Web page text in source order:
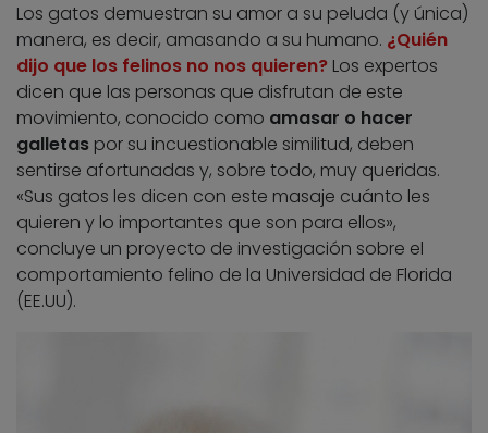
Los gatos demuestran su amor a su peluda (y única)
manera, es decir, amasando a su humano. ¿Quién
dijo que los felinos no nos quieren? Los expertos
dicen que las personas que disfrutan de este
movimiento, conocido como amasar o hacer
galletas por su incuestionable similitud, deben
sentirse afortunadas y, sobre todo, muy queridas.
«Sus gatos les dicen con este masaje cuánto les
quieren y lo importantes que son para ellos»,
concluye un proyecto de investigación sobre el
comportamiento felino de la Universidad de Florida
(EE.UU).